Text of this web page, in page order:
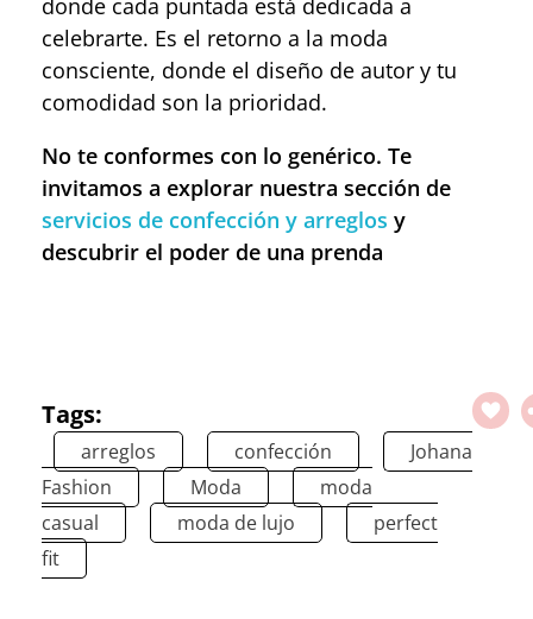
donde cada puntada está dedicada a
celebrarte. Es el retorno a la moda
consciente, donde el diseño de autor y tu
comodidad son la prioridad.
No te conformes con lo genérico. Te
invitamos a explorar nuestra sección de
servicios de confección y arreglos y
descubrir el poder de una prenda
Tags:
arreglos confección
Johana
Fashion
Moda
moda
casual
moda de lujo
perfect
fit